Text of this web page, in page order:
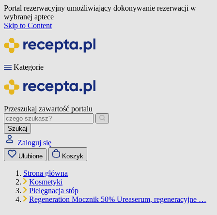
Portal rezerwacyjny umożliwiający dokonywanie rezerwacji w
wybranej aptece
Skip to Content
Kategorie
Przeszukaj zawartość portalu
Szukaj
Zaloguj się
Ulubione Koszyk
Strona główna
Kosmetyki
Pielęgnacja stóp
Regeneration Mocznik 50% Ureaserum, regeneracyjne …